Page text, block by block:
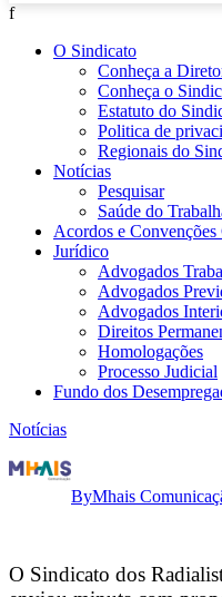
f
O Sindicato
Conheça a
Conheça o
Estatuto do
Politica de
Regionais do
Notícias
Pesquisar
Saúde do
Acordos e Convenções
Jurídico
Advogados
Advogados
Advogados
Direitos
Homologações
Processo Judicial
Fundo dos
Notícias
Plenária
virtual
os
ByMhais
O Sindicato dos